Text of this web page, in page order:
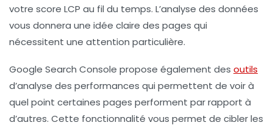
votre score LCP au fil du temps. L’analyse des données
vous donnera une idée claire des pages qui
nécessitent une attention particulière.
Google Search Console propose également des outils
d’analyse des performances qui permettent de voir à
quel point certaines pages performent par rapport à
d’autres. Cette fonctionnalité vous permet de cibler les